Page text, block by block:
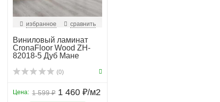
избранное сравнить
Виниловый ламинат
CronaFloor Wood ZH-
82018-5 Дуб Мане
(0)
1 599 ₽
Цена: 1 460 ₽/м2